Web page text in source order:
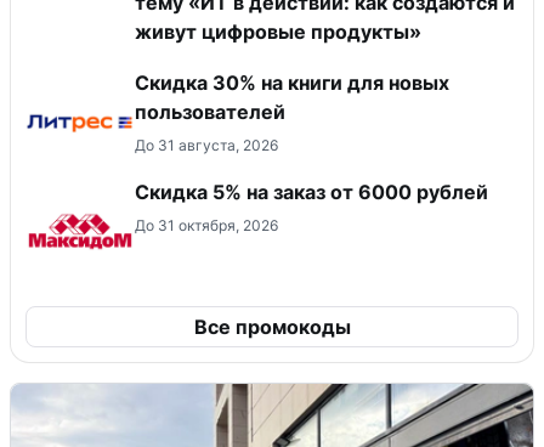
живут цифровые продукты»
Скидка 30% на книги для новых
пользователей
До 31 августа, 2026
Скидка 5% на заказ от 6000 рублей
До 31 октября, 2026
Все промокоды